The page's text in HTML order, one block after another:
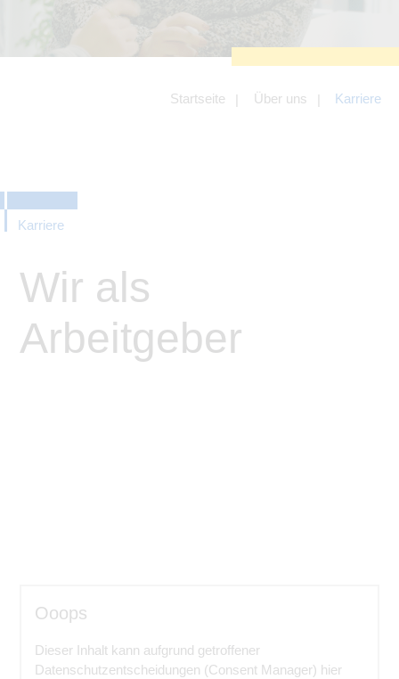
Startseite Über uns Karriere
Karriere
Wir als
Arbeitgeber
Ooops
Dieser Inhalt kann aufgrund getroffener
Datenschutzentscheidungen (Consent Manager) hier
unsere Website auf Ihre Bedürfnisse hin
Angebotes einschließlich der
Angeboten von z.B. Facebook und